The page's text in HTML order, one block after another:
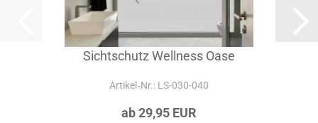
Sichtschutz Wellness Oase
Artikel‑Nr.: LS-030-040
ab 29,95 EUR